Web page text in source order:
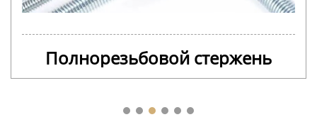
Полнорезьбовой стержень